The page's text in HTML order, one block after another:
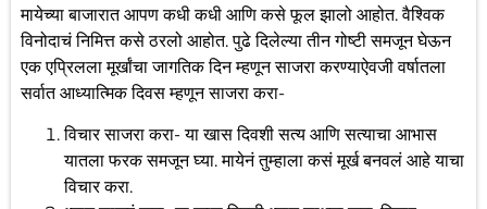
मायेच्या बाजारात आपण कधी कधी आणि कसे फूल झालो आहोत. वैश्विक
विनोदाचं निमित्त कसे ठरलो आहोत. पुढे दिलेल्या तीन गोष्टी समजून घेऊन
एक एप्रिलला मूर्खांचा जागतिक दिन म्हणून साजरा करण्याऐवजी वर्षातला
सर्वात आध्यात्मिक दिवस म्हणून साजरा करा-
विचार साजरा करा- या खास दिवशी सत्य आणि सत्याचा आभास
यातला फरक समजून घ्या. मायेनं तुम्हाला कसं मूर्ख बनवलं आहे याचा
विचार करा.